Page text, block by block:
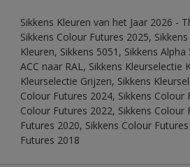
Sikkens Kleuren van het Jaar 2026 -
Sikkens Colour Futures 2025,
Kleuren, Sikkens 5051, Sikkens
ACC naar RAL, Sikkens Kleurselectie
Kleurselectie Grijzen, Sikkens
Colour Futures 2024, Sikkens Colour
Colour Futures 2022, Sikkens Colour
Futures 2020, Sikkens Colour
Futures 2018